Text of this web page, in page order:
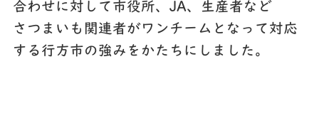
合わせに対して市役所、JA、生産者など
さつまいも関連者がワンチームとなって対応
する行方市の強みをかたちにしました。